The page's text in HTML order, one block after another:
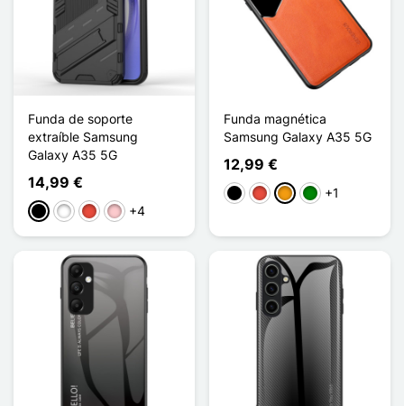
Funda de soporte
extraíble Samsung
Galaxy A35 5G
14,99 €
NegroBlancoRojoRosa+4
Funda magnética
Samsung Galaxy A35 5G
12,99 €
NegroRojoNaranjaVerde
+1